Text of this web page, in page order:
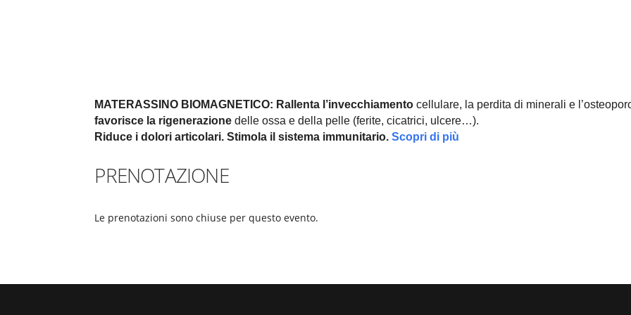
MATERASSINO BIOMAGNETICO: Rallenta l’invecchiamento cellulare, la perdita di minerali e
favorisce la rigenerazione delle ossa e della pelle (ferite, cicatrici, ulcere…).
Riduce i dolori articolari.Stimola il sistema immunitario.Scopri di più
PRENOTAZIONE
Le prenotazioni sono chiuse per questo evento.